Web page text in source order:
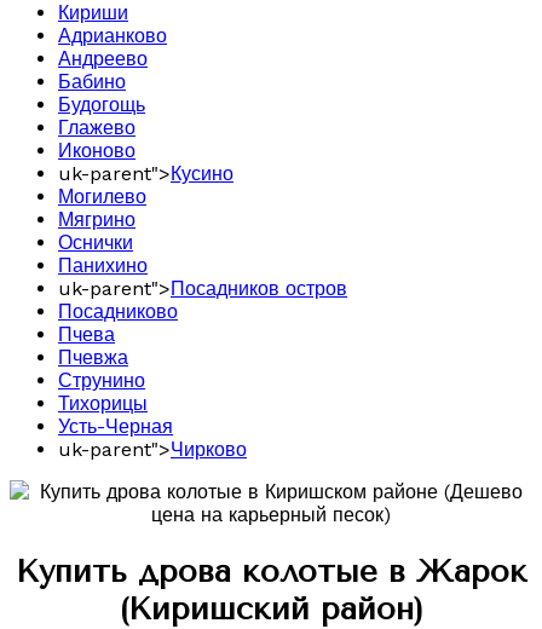
Кириши
Адрианково
Андреево
Бабино
Будогощь
Глажево
Иконово
uk-parent">Кусино
Могилево
Мягрино
Оснички
Панихино
uk-parent">Посадников остров
Посадниково
Пчева
Пчевжа
Струнино
Тихорицы
Усть-Черная
uk-parent">Чирково
Купить дрова колотые в Жарок
(Киришский район)